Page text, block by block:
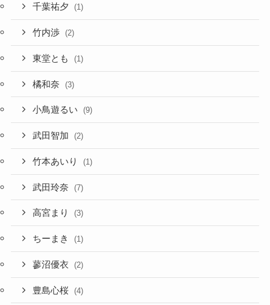
千葉祐夕 (1)
竹内渉 (2)
東堂とも (1)
橘和奈 (3)
小鳥遊るい (9)
武田智加 (2)
竹本あいり (1)
武田玲奈 (7)
高宮まり (3)
ちーまき (1)
蓼沼優衣 (2)
豊島心桜 (4)